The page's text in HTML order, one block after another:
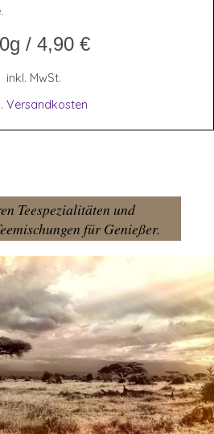
/ 4,90 €
inkl. MwSt.
Versandkosten
Teespezialitäten und
für Genießer.